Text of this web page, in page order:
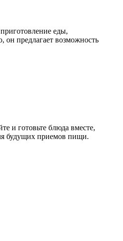
еды,
он предлагает возможность
и готовьте блюда вместе,
будущих приемов пищи.